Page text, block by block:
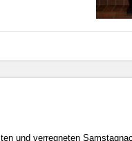
und verregneten